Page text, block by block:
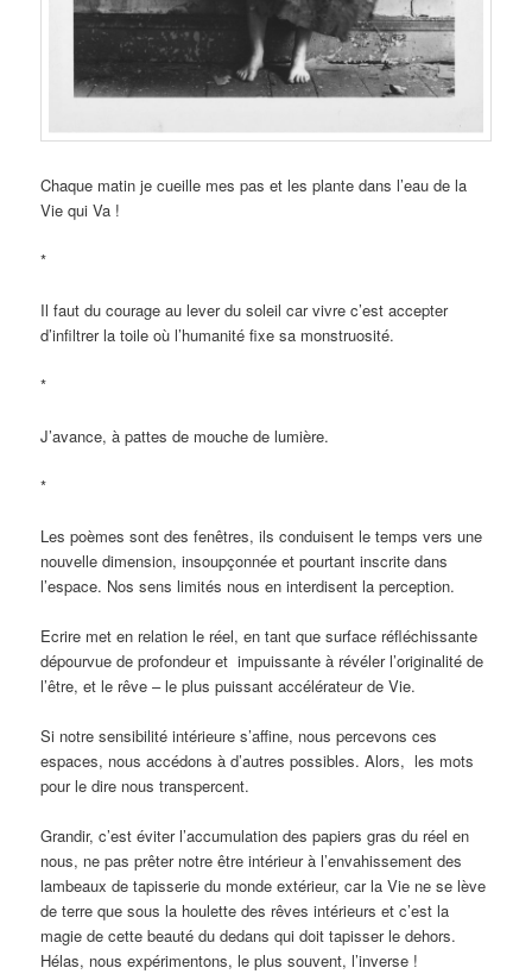
Chaque matin je cueille mes pas et les plante dans l’eau de la
Vie qui Va !
*
Il faut du courage au lever du soleil car vivre c’est accepter
d’infiltrer la toile où l’humanité fixe sa monstruosité.
*
J’avance, à pattes de mouche de lumière.
*
Les poèmes sont des fenêtres, ils conduisent le temps vers une
nouvelle dimension, insoupçonnée et pourtant inscrite dans
l’espace. Nos sens limités nous en interdisent la perception.
Ecrire met en relation le réel, en tant que surface réfléchissante
dépourvue de profondeur et impuissante à révéler l’originalité de
l’être, et le rêve – le plus puissant accélérateur de Vie.
Si notre sensibilité intérieure s’affine, nous percevons ces
espaces, nous accédons à d’autres possibles. Alors, les mots
pour le dire nous transpercent.
Grandir, c’est éviter l’accumulation des papiers gras du réel en
nous, ne pas prêter notre être intérieur à l’envahissement des
lambeaux de tapisserie du monde extérieur, car la Vie ne se lève
de terre que sous la houlette des rêves intérieurs et c’est la
magie de cette beauté du dedans qui doit tapisser le dehors.
Hélas, nous expérimentons, le plus souvent, l’inverse !